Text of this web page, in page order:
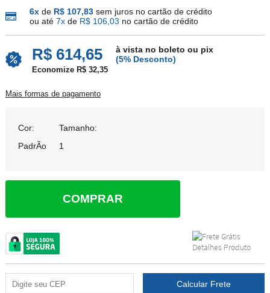
6xde R$ 107,83 sem juros no cartão de crédito
ou até 7xde R$ 106,03 no cartão de crédito
R$ 614,65
à vista no boleto ou pix
(5% Desconto)
Economize R$ 32,35
Mais formas de pagamento
Cor:
PadrÃo
Tamanho:
1
COMPRAR